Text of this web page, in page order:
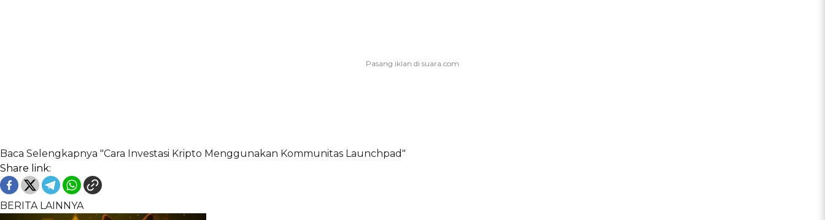
Baca Selengkapnya "Cara Investasi Kripto Menggunakan Kommunitas Launchpad"
Share link:
BERITA LAINNYA